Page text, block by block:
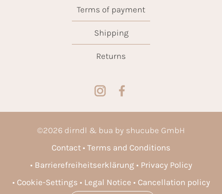
Terms of payment
Shipping
Returns
©2026 dirndl & bua by shucube GmbH
Contact
Terms and Conditions
Barrierefreiheitserklärung
Privacy Policy
Cookie-Settings
Legal Notice Cancellation policy